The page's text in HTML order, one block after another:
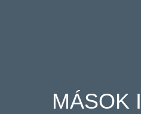
MÁSOK